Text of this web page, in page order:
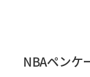
NBAペンケ